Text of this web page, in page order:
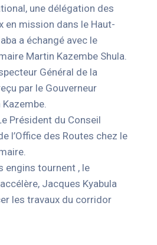
une délégation des
en mission dans le Haut-
a échangé avec le
Martin Kazembe Shula.
Général de la
par le Gouverneur
Président du Conseil
l’Office des Routes chez le
engins tournent , le
Jacques Kyabula
les travaux du corridor